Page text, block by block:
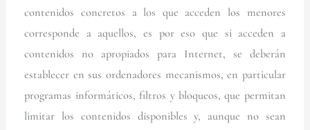
contenidos concretos a los que acceden los menores
corresponde a aquellos, es por eso que si acceden a
contenidos no apropiados para Internet, se deberán
establecer en sus ordenadores mecanismos, en particular
programas informáticos, filtros y bloqueos, que permitan
limitar los contenidos disponibles y, aunque no sean